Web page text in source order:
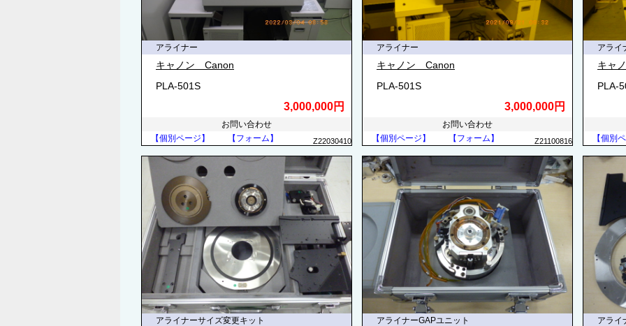
アライナー
キャノン Canon
PLA-501S
3,000,000円
お問い合わせ
【個別ページ】
【フォーム】 Z22030410
アライナー
キャノン Canon
PLA-501S
3,000,000円
お問い合わせ
【個別ページ】
【フォーム】 Z21100816
アライ
キャ
PLA-
【個別
アライナーサイズ変更キット アライナーGAPユニット アライ